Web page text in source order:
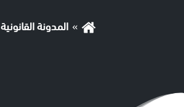
المدونة القانونية